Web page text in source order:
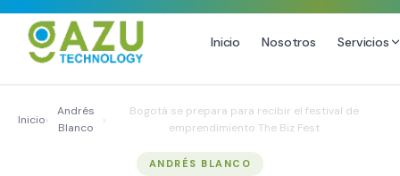
Inicio Nosotros Servicios
Email Marketing y SMS
Producción de Videos
Inicio›
Andrés
Blanco
›
Bogotá se prepara para recibir el festival de
emprendimiento The Biz Fest
ANDRÉS BLANCO